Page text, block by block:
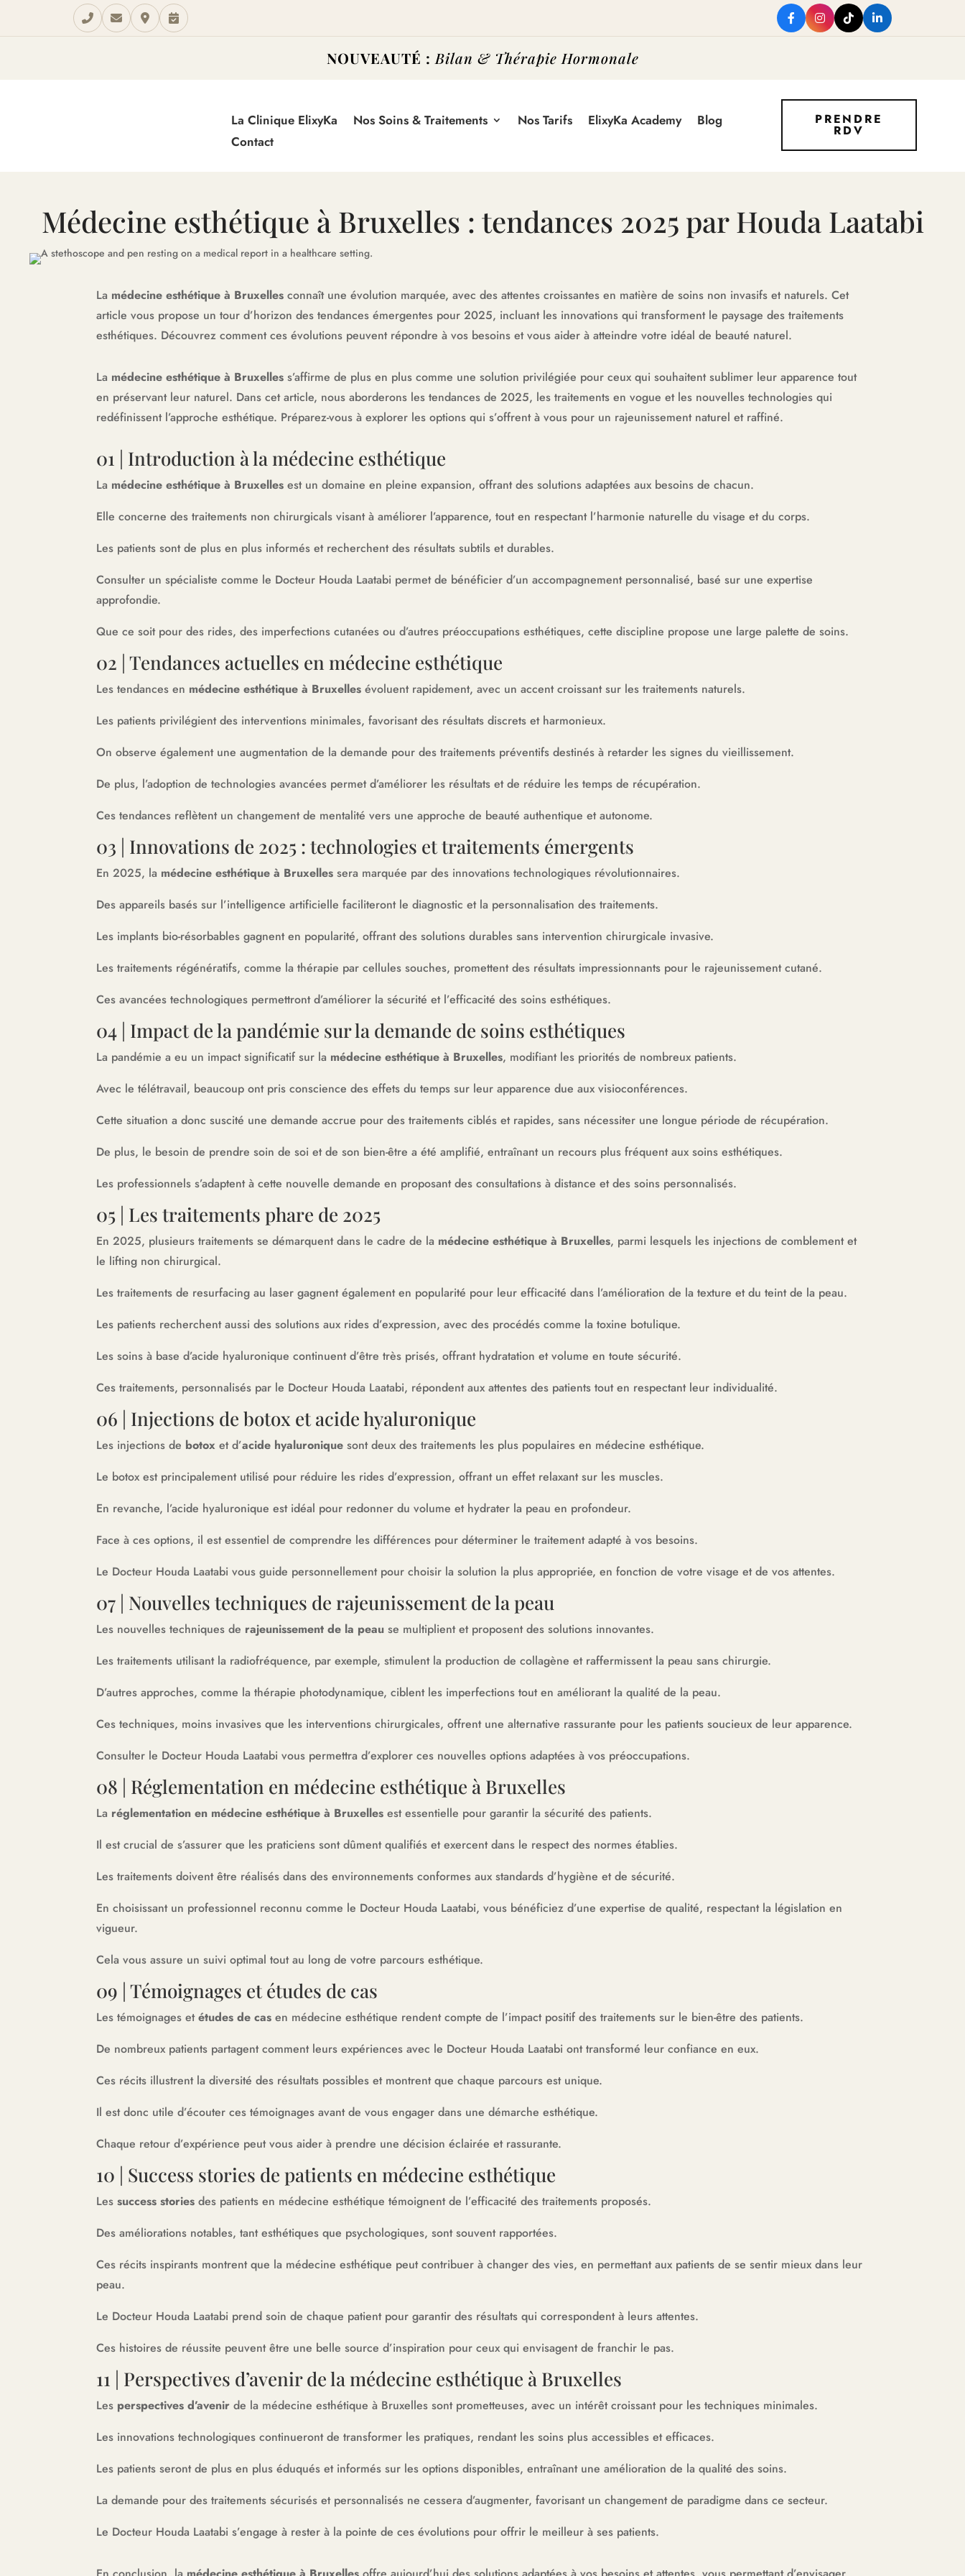
NOUVEAUTÉ : Bilan & Thérapie Hormonale
La Clinique ElixyKa Nos Soins & Traitements Nos Tarifs ElixyKa Academy
Blog
Contact
PRENDRE
RDV
Médecine esthétique à Bruxelles : tendances 2025 par Houda Laatabi
La médecine esthétique à Bruxelles connaît une évolution marquée, avec des attentes croissantes en matière de soins non invasifs et naturels. Cet
article vous propose un tour d’horizon des tendances émergentes pour 2025, incluant les innovations qui transforment le paysage des traitements
esthétiques. Découvrez comment ces évolutions peuvent répondre à vos besoins et vous aider à atteindre votre idéal de beauté naturel.
La médecine esthétique à Bruxelles s’affirme de plus en plus comme une solution privilégiée pour ceux qui souhaitent sublimer leur apparence tout
en préservant leur naturel. Dans cet article, nous aborderons les tendances de 2025, les traitements en vogue et les nouvelles technologies qui
redéfinissent l’approche esthétique. Préparez-vous à explorer les options qui s’offrent à vous pour un rajeunissement naturel et raffiné.
01 | Introduction à la médecine esthétique
La médecine esthétique à Bruxelles est un domaine en pleine expansion, offrant des solutions adaptées aux besoins de chacun.
Elle concerne des traitements non chirurgicals visant à améliorer l’apparence, tout en respectant l’harmonie naturelle du visage et du corps.
Les patients sont de plus en plus informés et recherchent des résultats subtils et durables.
Consulter un spécialiste comme le Docteur Houda Laatabi permet de bénéficier d’un accompagnement personnalisé, basé sur une expertise
approfondie.
Que ce soit pour des rides, des imperfections cutanées ou d’autres préoccupations esthétiques, cette discipline propose une large palette de soins.
02 | Tendances actuelles en médecine esthétique
Les tendances en médecine esthétique à Bruxelles évoluent rapidement, avec un accent croissant sur les traitements naturels.
Les patients privilégient des interventions minimales, favorisant des résultats discrets et harmonieux.
On observe également une augmentation de la demande pour des traitements préventifs destinés à retarder les signes du vieillissement.
De plus, l’adoption de technologies avancées permet d’améliorer les résultats et de réduire les temps de récupération.
Ces tendances reflètent un changement de mentalité vers une approche de beauté authentique et autonome.
03 | Innovations de 2025 : technologies et traitements émergents
En 2025, la médecine esthétique à Bruxelles sera marquée par des innovations technologiques révolutionnaires.
Des appareils basés sur l’intelligence artificielle faciliteront le diagnostic et la personnalisation des traitements.
Les implants bio-résorbables gagnent en popularité, offrant des solutions durables sans intervention chirurgicale invasive.
Les traitements régénératifs, comme la thérapie par cellules souches, promettent des résultats impressionnants pour le rajeunissement cutané.
Ces avancées technologiques permettront d’améliorer la sécurité et l’efficacité des soins esthétiques.
04 | Impact de la pandémie sur la demande de soins esthétiques
La pandémie a eu un impact significatif sur la médecine esthétique à Bruxelles, modifiant les priorités de nombreux patients.
Avec le télétravail, beaucoup ont pris conscience des effets du temps sur leur apparence due aux visioconférences.
Cette situation a donc suscité une demande accrue pour des traitements ciblés et rapides, sans nécessiter une longue période de récupération.
De plus, le besoin de prendre soin de soi et de son bien-être a été amplifié, entraînant un recours plus fréquent aux soins esthétiques.
Les professionnels s’adaptent à cette nouvelle demande en proposant des consultations à distance et des soins personnalisés.
05 | Les traitements phare de 2025
En 2025, plusieurs traitements se démarquent dans le cadre de la médecine esthétique à Bruxelles, parmi lesquels les injections de comblement et
le lifting non chirurgical.
Les traitements de resurfacing au laser gagnent également en popularité pour leur efficacité dans l’amélioration de la texture et du teint de la peau.
Les patients recherchent aussi des solutions aux rides d’expression, avec des procédés comme la toxine botulique.
Les soins à base d’acide hyaluronique continuent d’être très prisés, offrant hydratation et volume en toute sécurité.
Ces traitements, personnalisés par le Docteur Houda Laatabi, répondent aux attentes des patients tout en respectant leur individualité.
06 | Injections de botox et acide hyaluronique
Les injections de botox et d’acide hyaluronique sont deux des traitements les plus populaires en médecine esthétique.
Le botox est principalement utilisé pour réduire les rides d’expression, offrant un effet relaxant sur les muscles.
En revanche, l’acide hyaluronique est idéal pour redonner du volume et hydrater la peau en profondeur.
Face à ces options, il est essentiel de comprendre les différences pour déterminer le traitement adapté à vos besoins.
Le Docteur Houda Laatabi vous guide personnellement pour choisir la solution la plus appropriée, en fonction de votre visage et de vos attentes.
07 | Nouvelles techniques de rajeunissement de la peau
Les nouvelles techniques de rajeunissement de la peau se multiplient et proposent des solutions innovantes.
Les traitements utilisant la radiofréquence, par exemple, stimulent la production de collagène et raffermissent la peau sans chirurgie.
D’autres approches, comme la thérapie photodynamique, ciblent les imperfections tout en améliorant la qualité de la peau.
Ces techniques, moins invasives que les interventions chirurgicales, offrent une alternative rassurante pour les patients soucieux de leur apparence.
Consulter le Docteur Houda Laatabi vous permettra d’explorer ces nouvelles options adaptées à vos préoccupations.
08 | Réglementation en médecine esthétique à Bruxelles
La réglementation en médecine esthétique à Bruxelles est essentielle pour garantir la sécurité des patients.
Il est crucial de s’assurer que les praticiens sont dûment qualifiés et exercent dans le respect des normes établies.
Les traitements doivent être réalisés dans des environnements conformes aux standards d’hygiène et de sécurité.
En choisissant un professionnel reconnu comme le Docteur Houda Laatabi, vous bénéficiez d’une expertise de qualité, respectant la législation en
vigueur.
Cela vous assure un suivi optimal tout au long de votre parcours esthétique.
09 | Témoignages et études de cas
Les témoignages etétudes de cas en médecine esthétique rendent compte de l’impact positif des traitements sur le bien-être des patients.
De nombreux patients partagent comment leurs expériences avec le Docteur Houda Laatabi ont transformé leur confiance en eux.
Ces récits illustrent la diversité des résultats possibles et montrent que chaque parcours est unique.
Il est donc utile d’écouter ces témoignages avant de vous engager dans une démarche esthétique.
Chaque retour d’expérience peut vous aider à prendre une décision éclairée et rassurante.
10 | Success stories de patients en médecine esthétique
Lessuccess stories des patients en médecine esthétique témoignent de l’efficacité des traitements proposés.
Des améliorations notables, tant esthétiques que psychologiques, sont souvent rapportées.
Ces récits inspirants montrent que la médecine esthétique peut contribuer à changer des vies, en permettant aux patients de se sentir mieux dans leur
peau.
Le Docteur Houda Laatabi prend soin de chaque patient pour garantir des résultats qui correspondent à leurs attentes.
Ces histoires de réussite peuvent être une belle source d’inspiration pour ceux qui envisagent de franchir le pas.
11 | Perspectives d’avenir de la médecine esthétique à Bruxelles
Les perspectives d’avenir de la médecine esthétique à Bruxelles sont prometteuses, avec un intérêt croissant pour les techniques minimales.
Les innovations technologiques continueront de transformer les pratiques, rendant les soins plus accessibles et efficaces.
Les patients seront de plus en plus éduqués et informés sur les options disponibles, entraînant une amélioration de la qualité des soins.
La demande pour des traitements sécurisés et personnalisés ne cessera d’augmenter, favorisant un changement de paradigme dans ce secteur.
Le Docteur Houda Laatabi s’engage à rester à la pointe de ces évolutions pour offrir le meilleur à ses patients.